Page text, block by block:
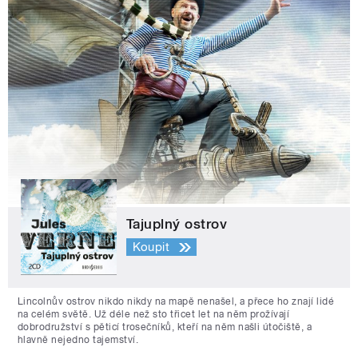
Tajuplný ostrov
Koupit
Lincolnův ostrov nikdo nikdy na mapě nenašel, a přece ho znají lidé
na celém světě. Už déle než sto třicet let na něm prožívají
dobrodružství s pěticí trosečníků, kteří na něm našli útočiště, a
hlavně nejedno tajemství.